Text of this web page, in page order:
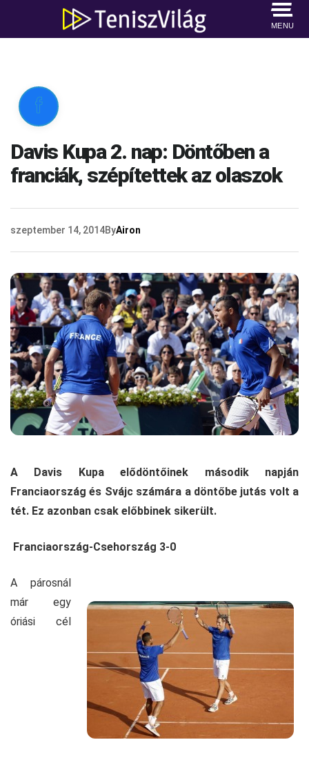
MENU

Davis Kupa 2. nap: Döntőben a
franciák, szépítettek az olaszok
szeptember 14, 2014ByAiron
A Davis Kupa elődöntőinek második napján
Franciaország és Svájc számára a döntőbe jutás volt a
tét. Ez azonban csak előbbinek sikerült.
Franciaország-Csehország 3-0
A párosnál
már egy
óriási cél